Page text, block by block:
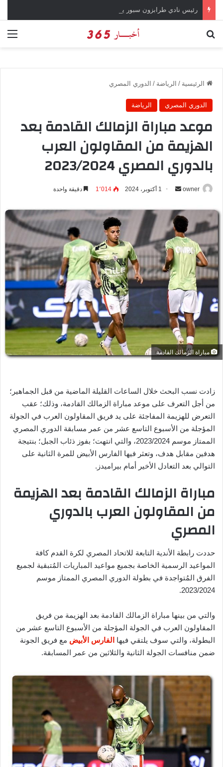
الرئيسية / الرياضة / الدوري المصري
الدوري المصري الرياضة
موعد مباراة الزمالك القادمة بعد
الهزيمة من المقاولون العرب
بالدوري المصري 2023/2024
owner
س
ل
ب
ر
ي
د
ك
ت
ر
و
ا
1 أكتوبر، 2024 1٬014 دقيقة واحدة
مباراة الزمالك القادمة
زادت نسب البحث خلال الساعات القليلة الماضية من قبل الجماهير؛
من أجل التعرف على موعد مباراة الزمالك القادمة، وذلك؛ عقب
التعرض للهزيمة المفاجئة على يد فريق المقاولون العرب في الجولة
المؤجلة من الأسبوع التاسع عشر من عمر مسابقة الدوري المصري
الممتاز موسم 2023/2024، والتي انتهت؛ بفوز ذئاب الجبل؛ بنتيجة
هدفين مقابل هدف، وتعثر فيها الفارس الأبيض للمرة الثانية على
التوالي بعد التعادل الأخير أمام بيراميدز.
مباراة الزمالك القادمة بعد الهزيمة
من المقاولون العرب بالدوري
المصري
حددت رابطة الأندية التابعة للاتحاد المصري لكرة القدم كافة
المواعيد الرسمية الخاصة بجميع مواعيد المباريات المُتبقية لجميع
الفرق المُتواجدة في بطولة الدوري المصري الممتاز موسم
2023/2024.
والتي من بينها مباراة الزمالك القادمة بعد الهزيمة من فريق
المقاولون العرب في الجولة المؤجلة من الأسبوع التاسع عشر من
البطولة، والتي سوف يلتقي فيها الفارس الأبيض مع فريق الجونة
ضمن منافسات الجولة الثانية والثلاثين من عمر المسابقة.